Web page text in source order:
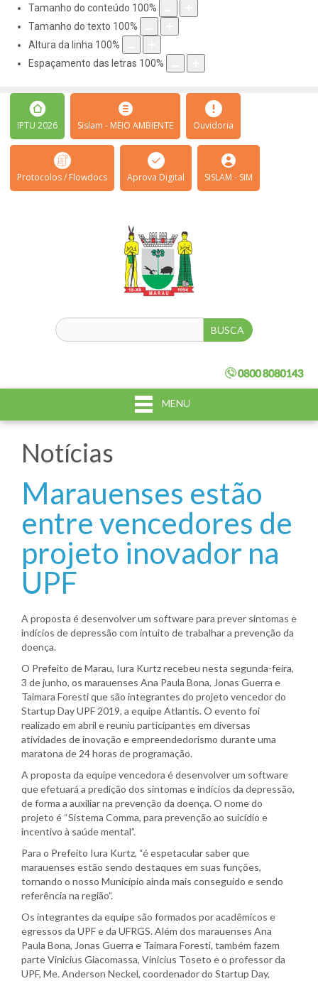
Tamanho do conteúdo 100%
Tamanho do texto 100%
Altura da linha 100%
Espaçamento das letras 100%
IPTU 2026 Sislam - MEIO AMBIENTE Ouvidoria
Protocolos / Flowdocs Aprova Digital SISLAM - SIM
MENU
Notícias
Marauenses estão
entre vencedores de
projeto inovador na
UPF
A proposta é desenvolver um software para prever sintomas e
indícios de depressão com intuito de trabalhar a prevenção da
doença.
O Prefeito de Marau, Iura Kurtz recebeu nesta segunda-feira,
3 de junho, os marauenses Ana Paula Bona, Jonas Guerra e
Taimara Foresti que são integrantes do projeto vencedor do
Startup Day UPF 2019, a equipe Atlantis. O evento foi
realizado em abril e reuniu participantes em diversas
atividades de inovação e empreendedorismo durante uma
maratona de 24 horas de programação.
A proposta da equipe vencedora é desenvolver um software
que efetuará a predição dos sintomas e indícios da depressão,
de forma a auxiliar na prevenção da doença. O nome do
projeto é “Sistema Comma, para prevenção ao suicídio e
incentivo à saúde mental”.
Para o Prefeito Iura Kurtz, “é espetacular saber que
marauenses estão sendo destaques em suas funções,
tornando o nosso Município ainda mais conseguido e sendo
referência na região”.
Os integrantes da equipe são formados por acadêmicos e
egressos da UPF e da UFRGS. Além dos marauenses Ana
Paula Bona, Jonas Guerra e Taimara Foresti, também fazem
parte Vinicius Giacomassa, Vinicius Toseto e o professor da
UPF, Me. Anderson Neckel, coordenador do Startup Day,